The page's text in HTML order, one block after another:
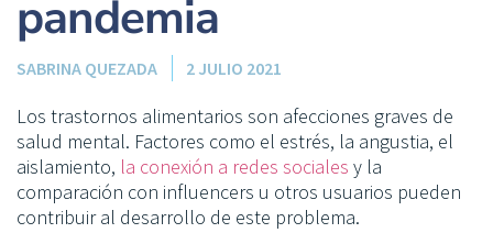
pandemia
SABRINA QUEZADA 2 JULIO 2021
Los trastornos alimentarios son afecciones graves de
salud mental. Factores como el estrés, la angustia, el
aislamiento, la conexión a redes sociales y la
comparación con influencers u otros usuarios pueden
contribuir al desarrollo de este problema.